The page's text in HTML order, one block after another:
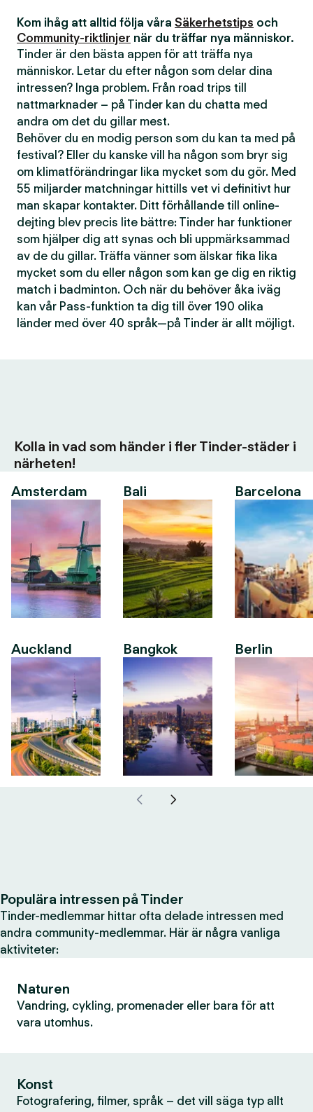
Kom ihåg att alltid följa våra Säkerhetstips och
Community-riktlinjer när du träffar nya människor.
Tinder är den bästa appen för att träffa nya
människor. Letar du efter någon som delar dina
intressen? Inga problem. Från road trips till
nattmarknader – på Tinder kan du chatta med
andra om det du gillar mest.
Behöver du en modig person som du kan ta med på
festival? Eller du kanske vill ha någon som bryr sig
om klimatförändringar lika mycket som du gör. Med
55 miljarder matchningar hittills vet vi definitivt hur
man skapar kontakter. Ditt förhållande till online-
dejting blev precis lite bättre: Tinder har funktioner
som hjälper dig att synas och bli uppmärksammad
av de du gillar. Träffa vänner som älskar fika lika
mycket som du eller någon som kan ge dig en riktig
match i badminton. Och när du behöver åka iväg
kan vår Pass-funktion ta dig till över 190 olika
länder med över 40 språk—på Tinder är allt möjligt.
Kolla in vad som händer i fler Tinder-städer i
närheten!
Amsterdam
Auckland
Bali
Bangkok
Barcelona
Berlin
Populära intressen på Tinder
Tinder-medlemmar hittar ofta delade intressen med
andra community-medlemmar. Här är några vanliga
aktiviteter:
Naturen
Vandring, cykling, promenader eller bara för att
vara utomhus.
Konst
Fotografering, filmer, språk – det vill säga typ allt